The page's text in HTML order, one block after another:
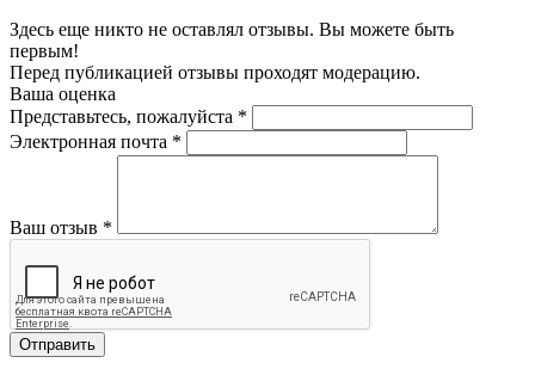
Здесь еще никто не оставлял отзывы. Вы можете быть
первым!
Перед публикацией отзывы проходят модерацию.
Ваша оценка
Представьтесь, пожалуйста *
Электронная почта *
Ваш отзыв *
Отправить